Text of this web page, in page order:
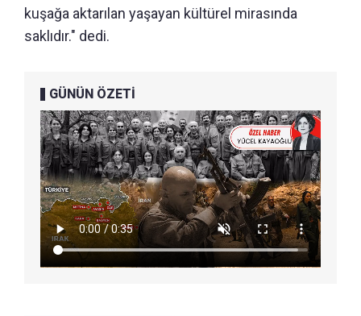
kuşağa aktarılan yaşayan kültürel mirasında
saklıdır." dedi.
GÜNÜN ÖZETİ